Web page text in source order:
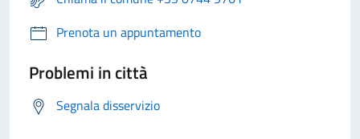
Prenota un appuntamento
Problemi in città
Segnala disservizio